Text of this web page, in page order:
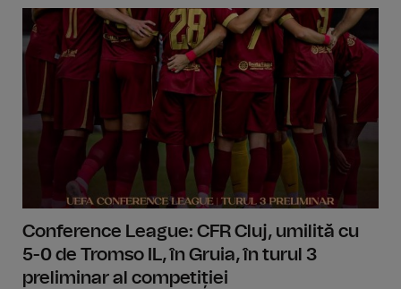
Conference League: CFR Cluj, umilită cu
5-0 de Tromso IL, în Gruia, în turul 3
preliminar al competiției